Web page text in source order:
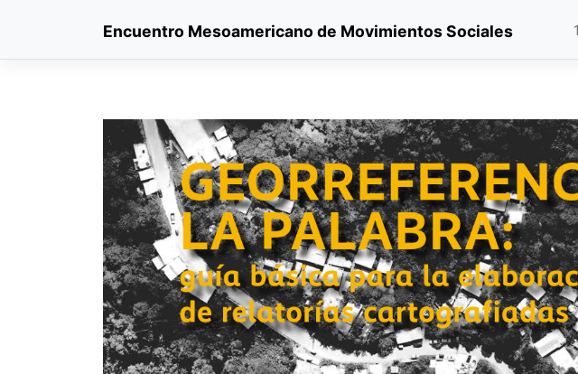
content
Encuentro Mesoamericano de Movimientos Sociales